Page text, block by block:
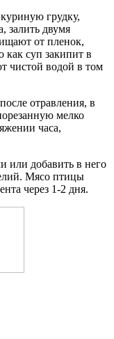
грудку,
залить двумя
от пленок,
суп закипит в
чистой водой в том
отравления, в
мелко
часа,
или добавить в него
Мясо птицы
через 1-2 дня.